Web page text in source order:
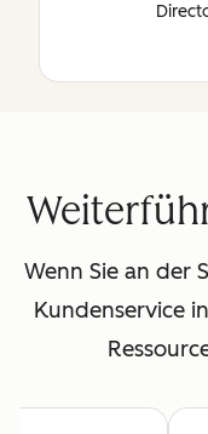
Wenn Sie an der
Kundenservice